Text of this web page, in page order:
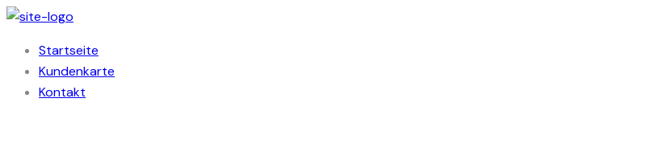
Startseite
Kundenkarte
Kontakt